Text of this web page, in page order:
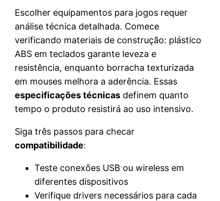
Escolher equipamentos para jogos requer
análise técnica detalhada. Comece
verificando materiais de construção: plástico
ABS em teclados garante leveza e
resistência, enquanto borracha texturizada
em mouses melhora a aderência. Essas
especificações técnicas definem quanto
tempo o produto resistirá ao uso intensivo.
Siga três passos para checar
compatibilidade:
Teste conexões USB ou wireless em
diferentes dispositivos
Verifique drivers necessários para cada